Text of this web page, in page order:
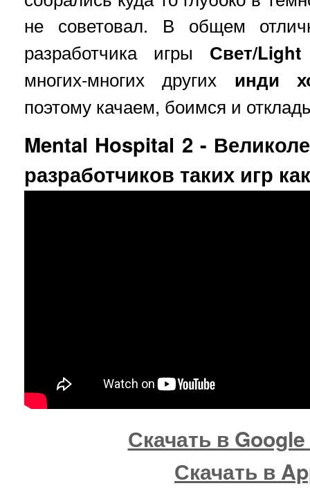
не советовал. В общем
разработчика игры Свет/Light
многих-многих других инди
поэтому качаем, боимся и
Mental Hospital 2 -
разработчиков таких игр
Скачать в
Скачать в